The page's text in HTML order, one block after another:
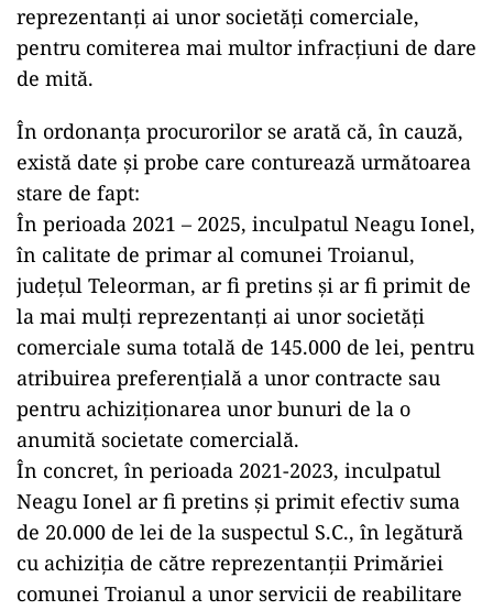
reprezentanți ai unor societăți comerciale,
pentru comiterea mai multor infracțiuni de dare
de mită.
În ordonanța procurorilor se arată că, în cauză,
există date și probe care conturează următoarea
stare de fapt:
În perioada 2021 – 2025, inculpatul Neagu Ionel,
în calitate de primar al comunei Troianul,
județul Teleorman, ar fi pretins și ar fi primit de
la mai mulți reprezentanți ai unor societăți
comerciale suma totală de 145.000 de lei, pentru
atribuirea preferențială a unor contracte sau
pentru achiziționarea unor bunuri de la o
anumită societate comercială.
În concret, în perioada 2021-2023, inculpatul
Neagu Ionel ar fi pretins și primit efectiv suma
de 20.000 de lei de la suspectul S.C., în legătură
cu achiziția de către reprezentanții Primăriei
comunei Troianul a unor servicii de reabilitare